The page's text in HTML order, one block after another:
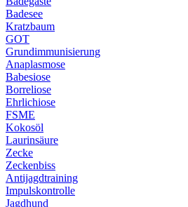
Badesee
Kratzbaum
GOT
Grundimmunisierung
Anaplasmose
Babesiose
Borreliose
Ehrlichiose
FSME
Kokosöl
Laurinsäure
Zecke
Zeckenbiss
Antijagdtraining
Impulskontrolle
Jagdhund